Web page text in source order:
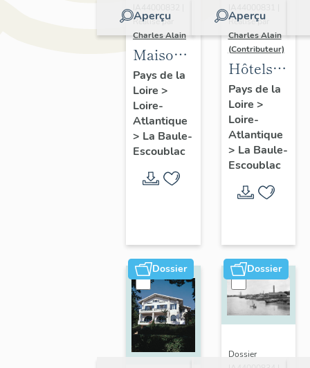
Aperçu
Réalisé par
Charles Alain
Maisons
dites
villas
balnéaires
et
immeubles
logements
de La
Baule-
Escoublac
Pays de la
Loire >
Loire-
Atlantique
> La Baule-
Escoublac
Aperçu
Réalisé par
Charles Alain
(Contributeur)
Hôtels
de
voyageurs
de la
commune
de La
Baule-
Escoublac
Pays de la
Loire >
Loire-
Atlantique
> La Baule-
Escoublac
Dossier Dossier
Dossier